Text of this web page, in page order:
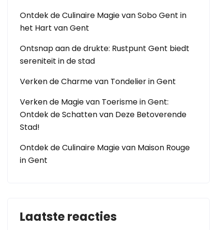
Ontdek de Culinaire Magie van Sobo Gent in
het Hart van Gent
Ontsnap aan de drukte: Rustpunt Gent biedt
sereniteit in de stad
Verken de Charme van Tondelier in Gent
Verken de Magie van Toerisme in Gent:
Ontdek de Schatten van Deze Betoverende
Stad!
Ontdek de Culinaire Magie van Maison Rouge
in Gent
Laatste reacties